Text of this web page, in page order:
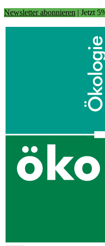
Newsletter abonnieren | Jetzt